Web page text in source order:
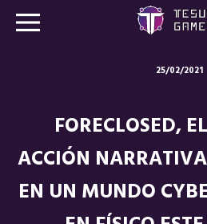
25/02/2021
FORECLOSED,
ACCIÓN
EN UN MUNDO
Store
Blog
Sobre